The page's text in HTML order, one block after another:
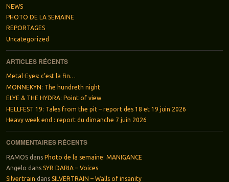
NEWS
PHOTO DE LA SEMAINE
REPORTAGES
Uncategorized
ARTICLES RÉCENTS
Metal-Eyes: c’est la fin…
MONNEKYN: The hundreth night
ELYE & THE HYDRA: Point of view
HELLFEST 19: Tales from the pit – report des 18 et 19 juin 2026
Heavy week end : report du dimanche 7 juin 2026
COMMENTAIRES RÉCENTS
RAMOSdans Photo de la semaine: MANIGANCE
Angelo dans SYR DARIA – Voices
Silvertrain dans SILVERTRAIN – Walls of insanity